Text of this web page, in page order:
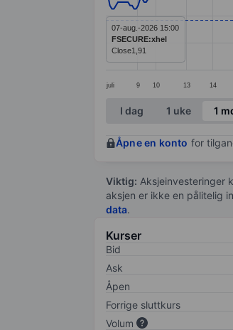
The chart has 1 Y axis
juli 9 10 13 14
07-aug.-2026 15:00
FSECURE:xhel
Close1,91
End of interactive
I dag 1 uke 1
Åpne en konto for
Viktig: Aksjeinvesteringer
aksjen er ikke en pålitelig
data.
Kurser
Bid
Ask
Åpen
Forrige sluttkurs
Volum